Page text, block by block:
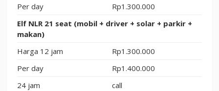
Per day
Rp1.300.000
Elf NLR 21 seat (mobil + driver + solar + parkir +
makan)
Harga 12 jam
Rp1.300.000
Per day
Rp1.400.000
24 jam
call